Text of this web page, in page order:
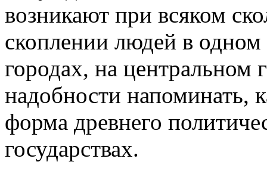
возникают при всяком
скоплении людей в
городах, на центральном
надобности напоминать,
форма древнего
государствах.